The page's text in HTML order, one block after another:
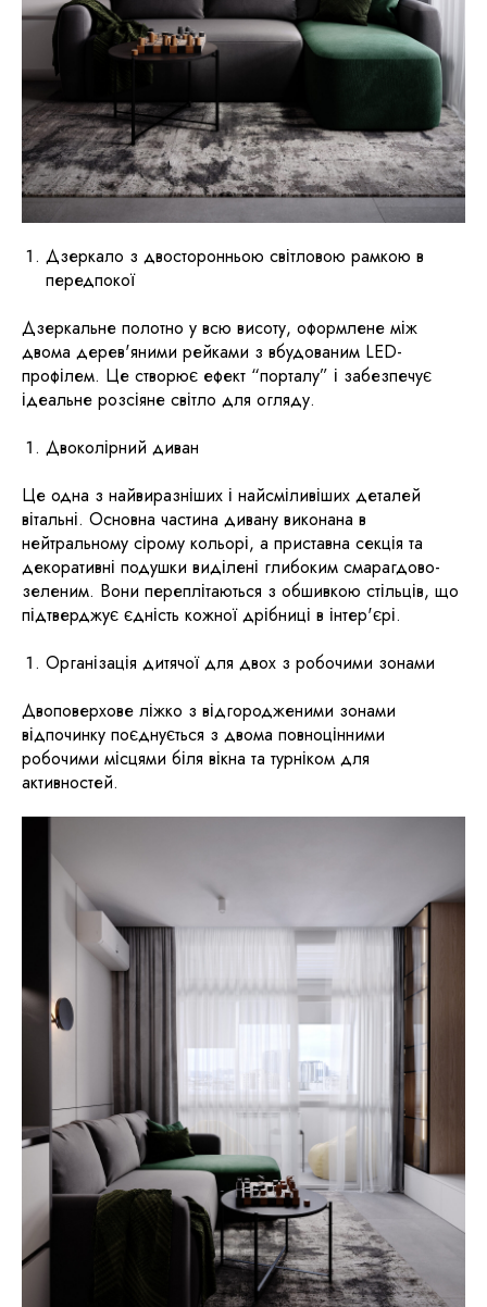
​​Дзеркало з двосторонньою світловою рамкою в
передпокої
Дзеркальне полотно у всю висоту, оформлене між
двома дерев'яними рейками з вбудованим LED-
профілем. Це створює ефект “порталу” і забезпечує
ідеальне розсіяне світло для огляду.​
Двоколірний диван
Це одна з найвиразніших і найсміливіших деталей
вітальні. Основна частина дивану виконана в
нейтральному сірому кольорі, а приставна секція та
декоративні подушки виділені глибоким смарагдово-
зеленим. Вони переплітаються з обшивкою стільців, що
підтверджує єдність кожної дрібниці в інтер'єрі.
Організація дитячої для двох з робочими зонами
Двоповерхове ліжко з відгородженими зонами
відпочинку поєднується з двома повноцінними
робочими місцями біля вікна та турніком для
активностей.